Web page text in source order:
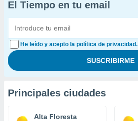
El Tiempo en tu email
He leído y acepto la política de privacidad.
Principales ciudades
Alta Floresta